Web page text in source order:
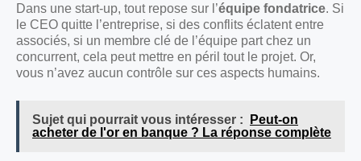
Dans une start-up, tout repose sur l’équipe fondatrice. Si
le CEO quitte l’entreprise, si des conflits éclatent entre
associés, si un membre clé de l’équipe part chez un
concurrent, cela peut mettre en péril tout le projet. Or,
vous n’avez aucun contrôle sur ces aspects humains.
Sujet qui pourrait vous intéresser :
Peut-on
acheter de l'or en banque ? La réponse complète